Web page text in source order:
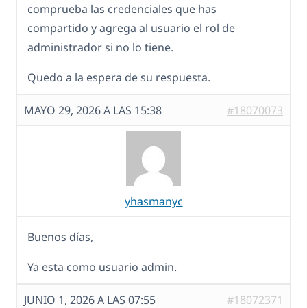
comprueba las credenciales que has
compartido y agrega al usuario el rol de
administrador si no lo tiene.
Quedo a la espera de su respuesta.
MAYO 29, 2026 A LAS 15:38 #18070073
yhasmanyc
Buenos días,
Ya esta como usuario admin.
JUNIO 1, 2026 A LAS 07:55 #18072371